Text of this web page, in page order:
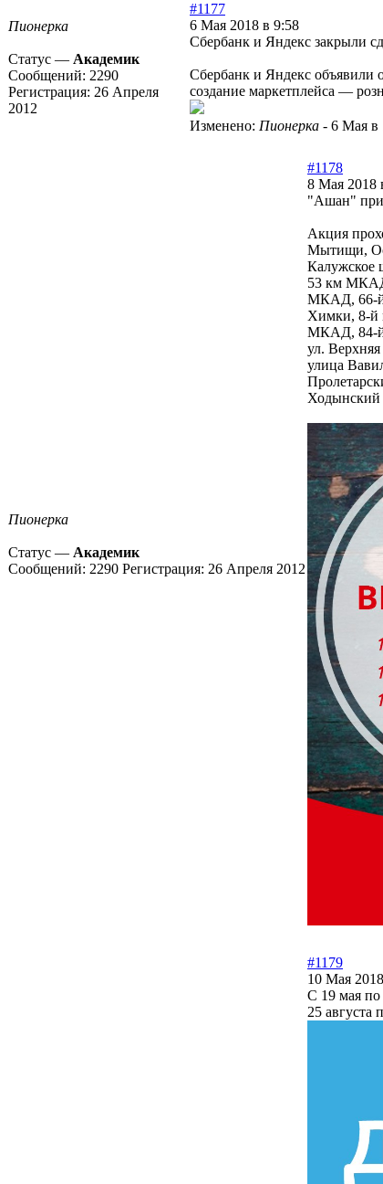
Пионерка
Статус — Академик
Сообщений: 2290
Регистрация: 26 Апреля
2012
#1177
6 Мая 2018 в 9:58
Сбербанк и Яндекс закрыли
Сбербанк и Яндекс объявили
создание маркетплейса —
Изменено: Пионерка - 6 Мая в
Пионерка
Статус — Академик
Сообщений: 2290 Регистрация: 26 Апреля 2012
#1178
8 Мая 2018
"Ашан"
Акция
Мытищи,
Калужское
53 км
МКАД, 66-й
Химки, 8-й
МКАД, 84-й
ул.
улица
Ходынский
#1179
10 Мая
С 19 мая по
25